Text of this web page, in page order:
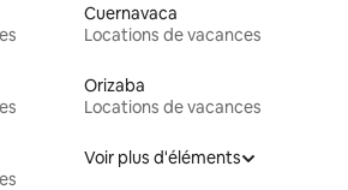
Cuernavaca
Locations de vacances
Orizaba
Locations de vacances
Voir plus d'éléments